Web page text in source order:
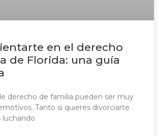
en el derecho
de Florida: una guía
derecho de familia pueden ser muy
Tanto si quieres divorciarte
luchando